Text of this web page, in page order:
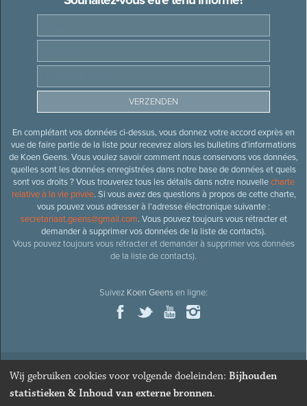
En complétant vos données ci-dessus, vous donnez votre accord exprès en
vue de faire partie de la liste pour recevrez alors les bulletins d’informations
de Koen Geens. Vous voulez savoir comment nous conservons vos données,
quelles sont les données enregistrées dans notre base de données et quels
sont vos droits ? Vous trouverez tous les détails dans notre nouvellecharte
relative à la vie privée. Si vous avez des questions à propos de cette charte,
vous pouvez vous adresser à l’adresse électronique suivante :
secretariaat.geens@gmail.com. Vous pouvez toujours vous rétracter et
demander à supprimer vos données de la liste de contacts).
Vous pouvez toujours vous rétracter et demander à supprimer vos données
de la liste de contacts).
Suivez Koen Geensen ligne:
© 2026Ancien ministre et député honoraire
Wij gebruiken cookies voor volgende doeleinden: Bijhouden
statistieken & Inhoud van externe bronnen.